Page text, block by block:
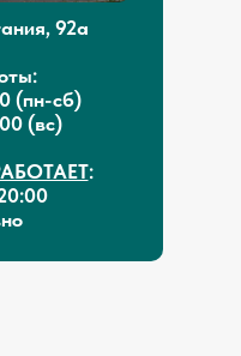
92а
(пн-сб)
(вс)
: